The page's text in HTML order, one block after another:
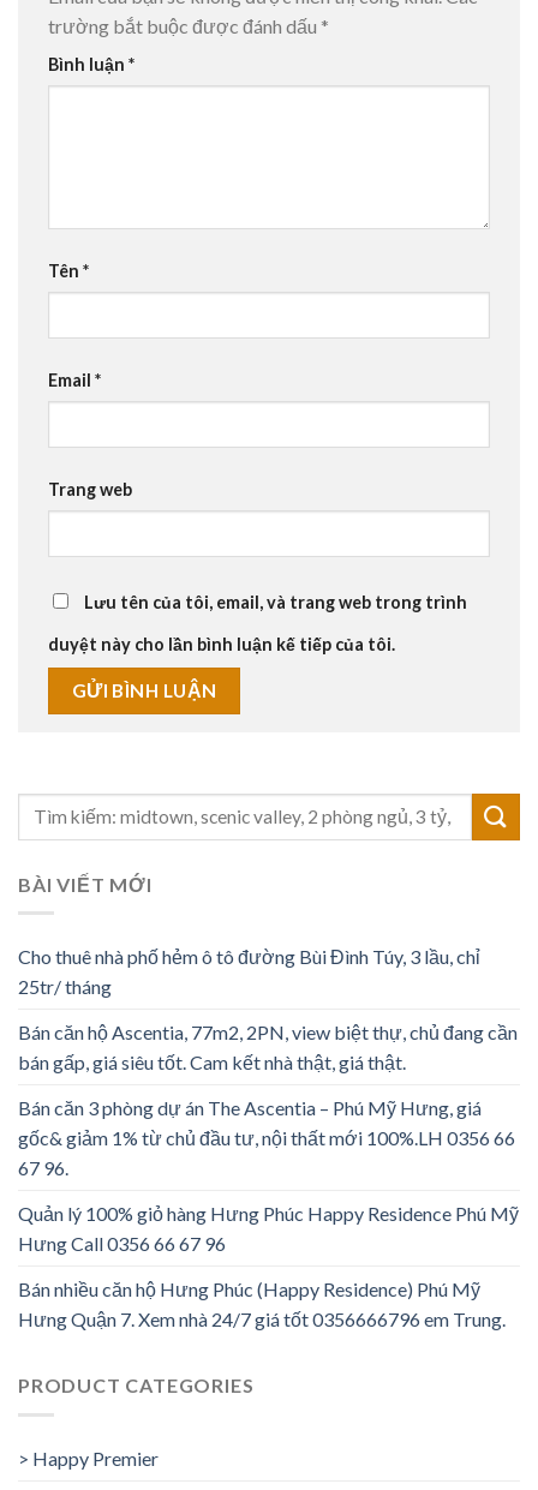
trường bắt buộc được đánh dấu *
Bình luận *
Tên *
Email *
Trang web
Lưu tên của tôi, email, và trang web trong trình
duyệt này cho lần bình luận kế tiếp của tôi.
BÀI VIẾT MỚI
Cho thuê nhà phố hẻm ô tô đường Bùi Đình Túy, 3 lầu, chỉ
25tr/ tháng
Bán căn hộ Ascentia, 77m2, 2PN, view biệt thự, chủ đang cần
bán gấp, giá siêu tốt. Cam kết nhà thật, giá thật.
Bán căn 3 phòng dự án The Ascentia – Phú Mỹ Hưng, giá
gốc& giảm 1% từ chủ đầu tư, nội thất mới 100%.LH 0356 66
67 96.
Quản lý 100% giỏ hàng Hưng Phúc Happy Residence Phú Mỹ
Hưng Call 0356 66 67 96
Bán nhiều căn hộ Hưng Phúc (Happy Residence) Phú Mỹ
Hưng Quận 7. Xem nhà 24/7 giá tốt 0356666796 em Trung.
PRODUCT CATEGORIES
> Happy Premier